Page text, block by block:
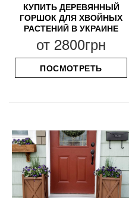
КУПИТЬ ДЕРЕВЯННЫЙ
ГОРШОК ДЛЯ ХВОЙНЫХ
РАСТЕНИЙ В УКРАИНЕ
от 2800грн
ПОСМОТРЕТЬ